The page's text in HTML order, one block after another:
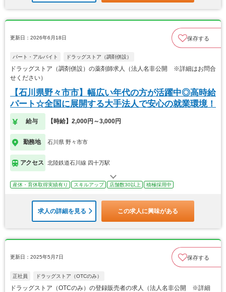
更新日：2026年6月18日 保存する
パート・アルバイト ドラッグストア（調剤併設）
ドラッグストア（調剤併設）の薬剤師求人（法人名非公開 ※詳細はお問合
せください）
【石川県野々市市】幅広い年代の方が活躍中◎高時給
パート☆全国に展開する大手法人で安心の就業環境！
給与 【時給】2,000円～3,000円
勤務地 石川県 野々市市
アクセス 北陸鉄道石川線 四十万駅
産休・育休取得実績有り スキルアップ 店舗数30以上 積極採用中
求人の詳細を見る この求人に興味がある
更新日：2025年5月7日 保存する
正社員 ドラッグストア（OTCのみ）
ドラッグストア（OTCのみ）の登録販売者の求人（法人名非公開 ※詳細